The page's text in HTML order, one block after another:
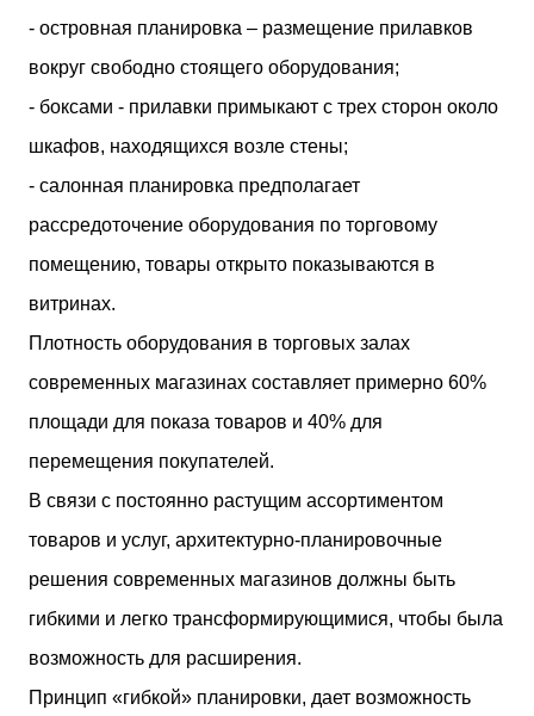
- островная планировка – размещение прилавков
вокруг свободно стоящего оборудования;
- боксами - прилавки примыкают с трех сторон около
шкафов, находящихся возле стены;
- салонная планировка предполагает
рассредоточение оборудования по торговому
помещению, товары открыто показываются в
витринах.
Плотность оборудования в торговых залах
современных магазинах составляет примерно 60%
площади для показа товаров и 40% для
перемещения покупателей.
В связи с постоянно растущим ассортиментом
товаров и услуг, архитектурно-планировочные
решения современных магазинов должны быть
гибкими и легко трансформирующимися, чтобы была
возможность для расширения.
Принцип «гибкой» планировки, дает возможность